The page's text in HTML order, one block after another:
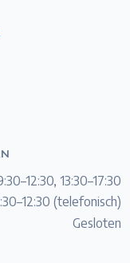
13:30–17:30
(telefonisch)
Gesloten